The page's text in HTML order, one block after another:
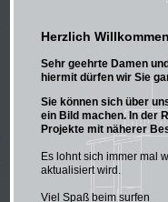
Herzlich
Sehr geehrte Damen
hiermit dürfen wir Sie
Sie können sich über
ein Bild machen. In der
Projekte mit näherer
Es lohnt sich immer mal
aktualisiert wird.
Viel Spaß beim surfen